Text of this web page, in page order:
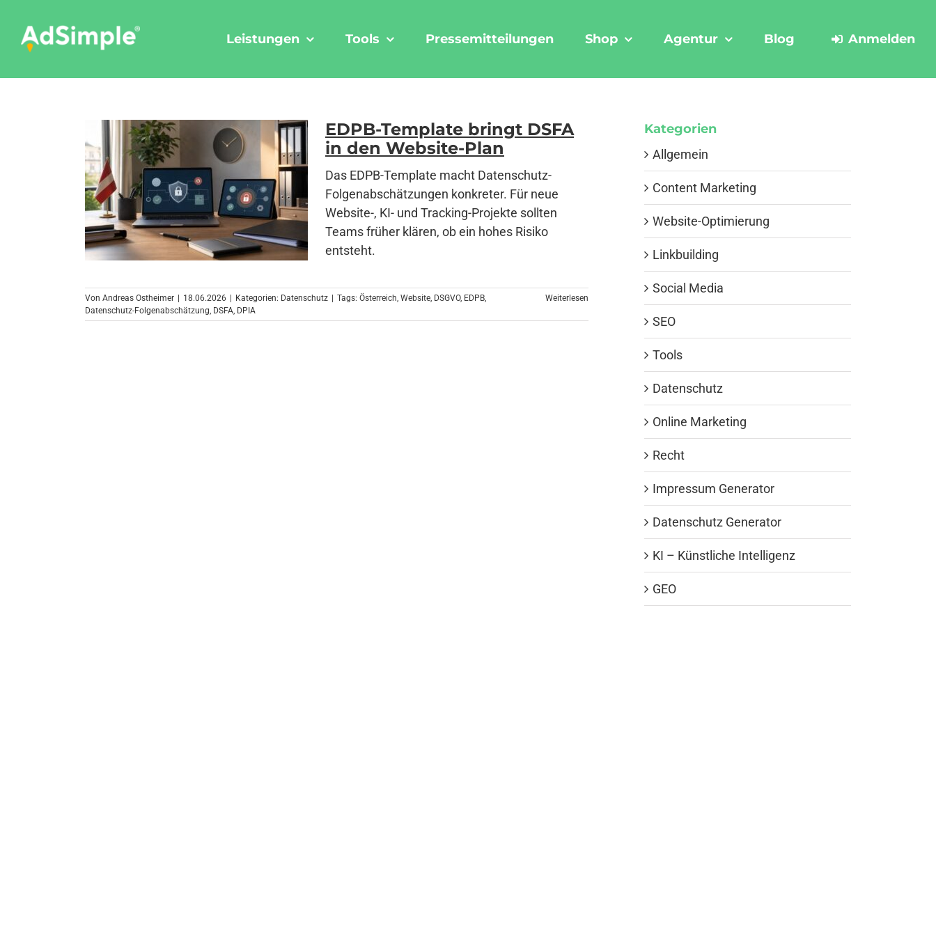
content
Leistungen Tools Pressemitteilungen Shop Agentur Blog Anmelden
EDPB-Template bringt DSFA
in den Website-Plan
Das EDPB-Template macht Datenschutz-
Folgenabschätzungen konkreter. Für neue
Website-, KI- und Tracking-Projekte sollten
Teams früher klären, ob ein hohes Risiko
entsteht.
Von Andreas Ostheimer 18.06.2026 Kategorien: Datenschutz Tags: Österreich, Website, DSGVO, EDPB,
Datenschutz-Folgenabschätzung, DSFA, DPIA
Weiterlesen
Kategorien
Allgemein
Content Marketing
Website-Optimierung
Linkbuilding
Social Media
SEO
Tools
Datenschutz
Online Marketing
Recht
Impressum Generator
Datenschutz Generator
KI – Künstliche Intelligenz
GEO